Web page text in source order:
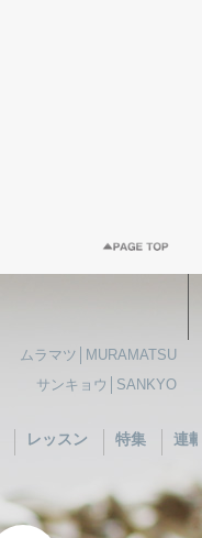
ムラマツ│MURAMATSU
サンキョウ│SANKYO
レッスン 特集 連